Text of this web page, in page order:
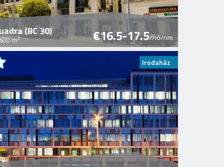
currently in preparation.
(BC 30)
m2 €16.5-17.5/hó/nm
Irodaház